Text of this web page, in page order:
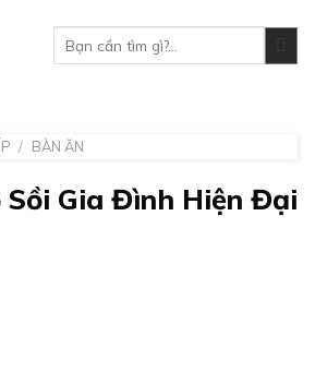
Tìm
kiếm:
/ BÀN ĂN
Sồi Gia Đình Hiện Đại